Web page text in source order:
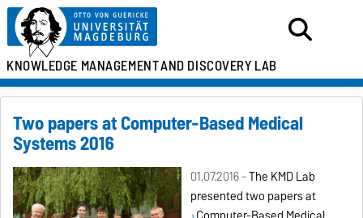
KNOWLEDGE MANAGEMENTAND DISCOVERY LAB
Two papers at Computer-Based Medical
Systems 2016
01.07.2016 -The KMD Lab
presented two papers at